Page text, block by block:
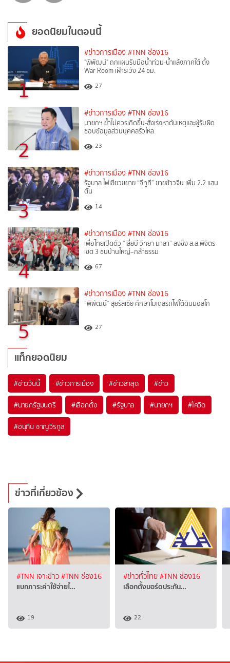
ยอดนิยมในตอนนี้
1
#ข่าวการเมือง #TNN ช่อง16
"พิพัฒน์" ถกแผนรับมือน้ำท่วม-น้ำแล้งภาคใต้ ตั้ง
War Room เฝ้าระวัง 24 ชม.
27
2
#ข่าวการเมือง #TNN ช่อง16
นายกฯ ย้ำไม่ควรเกิดขึ้น-สั่งเร่งหาต้นเหตุและผู้รับผิด
ชอบข้อมูลส่วนบุคคลรั่วไหล
23
3
#ข่าวการเมือง #TNN ช่อง16
รัฐบาล ไฟเขียวขยาย “จีทูที” ขายข้าวจีน เพิ่ม 2.2 แสน
ตัน
14
4
#ข่าวการเมือง #TNN ช่อง16
เพื่อไทยเปิดตัว “เสี่ยบี วิทยา มาลา” ลงชิง ส.ส.พิจิตร
เขต 3 ชนบ้านใหญ่–กล้าธรรม
67
5
#ข่าวการเมือง #TNN ช่อง16
“พิพัฒน์“ ลุยรัสเซีย ศึกษาโมเดลรถไฟใต้ดินมอสโก
27
แท็กยอดนิยม
#ข่าววันนี้ #ข่าวการเมือง #ข่าวล่าสุด #ข่าว
#นายกรัฐมนตรี #เลือกตั้ง #รัฐบาล #นายกฯ #โควิด
#อนุทิน ชาญวีรกูล
ข่าวที่เกี่ยวข้อง
#TNN เจาะข่าว#TNN ช่อง16
แบกภาระค่าใช้จ่ายไ…
19
#ข่าวทั่วไทย#TNN ช่อง16
เลือกตั้งบอร์ดประกัน…
22